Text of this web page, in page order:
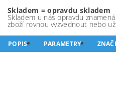
Skladem = opravdu skladem
Skladem u nás opravdu
zboží rovnou vyzvednout nebo
POPIS PARAMETRY